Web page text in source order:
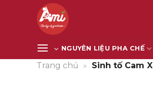
NGUYÊN LIỆU PHA CHẾ
Trang chủ » Sinh tố Cam